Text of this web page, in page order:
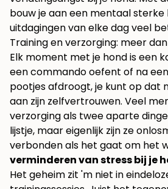
bouw je aan een mentaal sterke
uitdagingen van elke dag veel
Training en verzorging: meer
Elk moment met je hond is een
een commando oefent of na
pootjes afdroogt, je kunt op dat
aan zijn zelfvertrouwen. Veel
verzorging als twee aparte
lijstje, maar eigenlijk zijn ze
verbonden als het gaat om het
verminderen van stress bij je
Het geheim zit 'm niet in